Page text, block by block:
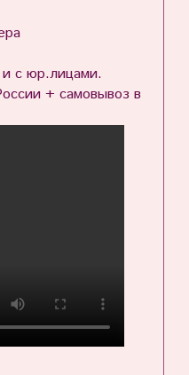
с юр.лицами.
+ самовывоз в